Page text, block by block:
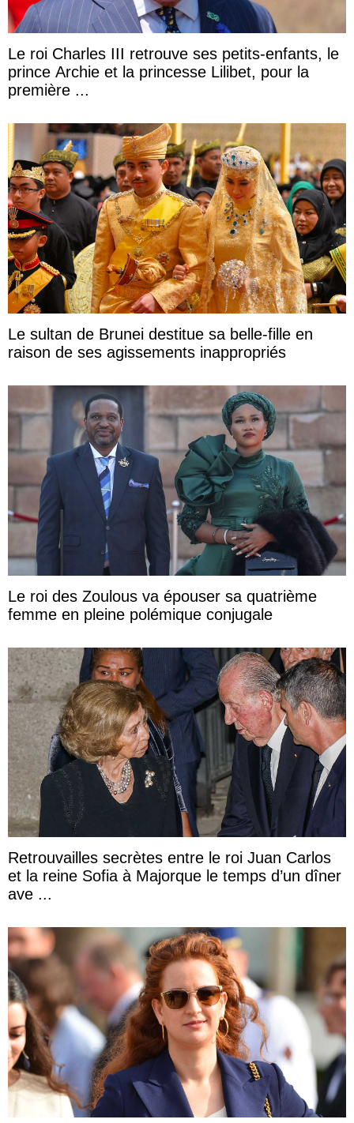
Le roi Charles III retrouve ses petits-enfants, le
prince Archie et la princesse Lilibet, pour la
première ...
Le sultan de Brunei destitue sa belle-fille en
raison de ses agissements inappropriés
Le roi des Zoulous va épouser sa quatrième
femme en pleine polémique conjugale
Retrouvailles secrètes entre le roi Juan Carlos
et la reine Sofia à Majorque le temps d’un dîner
ave ...